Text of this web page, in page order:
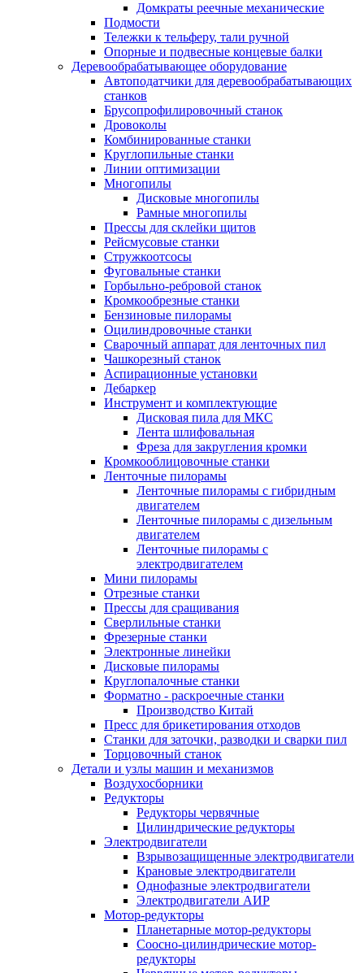
Домкраты реечные механические
Подмости
Тележки к тельферу, тали ручной
Опорные и подвесные концевые балки
Деревообрабатывающее оборудование
Автоподатчики для деревообрабатывающих
станков
Брусопрофилировочный станок
Дровоколы
Комбинированные станки
Круглопильные станки
Линии оптимизации
Многопилы
Дисковые многопилы
Рамные многопилы
Прессы для склейки щитов
Рейсмусовые станки
Стружкоотсосы
Фуговальные станки
Горбыльно-ребровой станок
Кромкообрезные станки
Бензиновые пилорамы
Оцилиндровочные станки
Сварочный аппарат для ленточных пил
Чашкорезный станок
Аспирационные установки
Дебаркер
Инструмент и комплектующие
Дисковая пила для МКС
Лента шлифовальная
Фреза для закругления кромки
Кромкооблицовочные станки
Ленточные пилорамы
Ленточные пилорамы с гибридным
двигателем
Ленточные пилорамы с дизельным
двигателем
Ленточные пилорамы с
электродвигателем
Мини пилорамы
Отрезные станки
Прессы для сращивания
Сверлильные станки
Фрезерные станки
Электронные линейки
Дисковые пилорамы
Круглопалочные станки
Форматно - раскроечные станки
Производство Китай
Пресс для брикетирования отходов
Станки для заточки, разводки и сварки пил
Торцовочный станок
Детали и узлы машин и механизмов
Воздухосборники
Редукторы
Редукторы червячные
Цилиндрические редукторы
Электродвигатели
Взрывозащищенные электродвигатели
Крановые электродвигатели
Однофазные электродвигатели
Электродвигатели АИР
Мотор-редукторы
Планетарные мотор-редукторы
Соосно-цилиндрические мотор-
редукторы